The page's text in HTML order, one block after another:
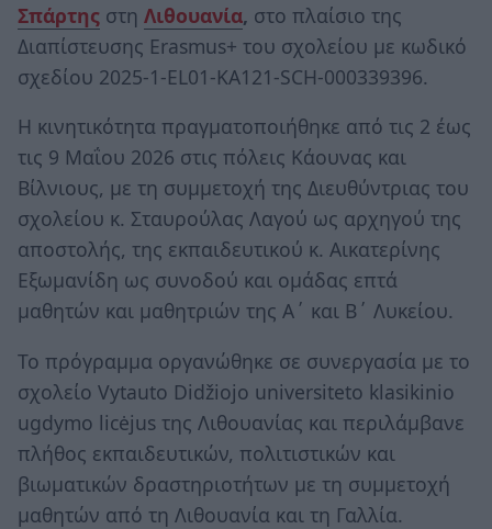
Σπάρτης στη Λιθουανία, στο πλαίσιο της
Διαπίστευσης Erasmus+ του σχολείου με κωδικό
σχεδίου 2025-1-EL01-KA121-SCH-000339396.
Η κινητικότητα πραγματοποιήθηκε από τις 2 έως
τις 9 Μαΐου 2026 στις πόλεις Κάουνας και
Βίλνιους, με τη συμμετοχή της Διευθύντριας του
σχολείου κ. Σταυρούλας Λαγού ως αρχηγού της
αποστολής, της εκπαιδευτικού κ. Αικατερίνης
Εξωμανίδη ως συνοδού και ομάδας επτά
μαθητών και μαθητριών της Α΄ και Β΄ Λυκείου.
Το πρόγραμμα οργανώθηκε σε συνεργασία με το
σχολείο Vytauto Didžiojo universiteto klasikinio
ugdymo licėjus της Λιθουανίας και περιλάμβανε
πλήθος εκπαιδευτικών, πολιτιστικών και
βιωματικών δραστηριοτήτων με τη συμμετοχή
μαθητών από τη Λιθουανία και τη Γαλλία.